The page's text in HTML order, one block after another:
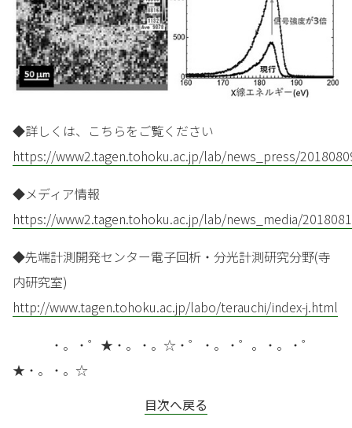
◆詳しくは、こちらをご覧ください
https://www2.tagen.tohoku.ac.jp/lab/news_press/
◆メディア情報
https://www2.tagen.tohoku.ac.jp/lab/news_media/
◆先端計測開発センター電子回析・分光計測研究分野(寺
内研究室)
http://www.tagen.tohoku.ac.jp/labo/terauchi/index-j.html
・。・゜★・。・。☆・゜・。・゜。・。・゜
★・。・。☆
目次へ戻る